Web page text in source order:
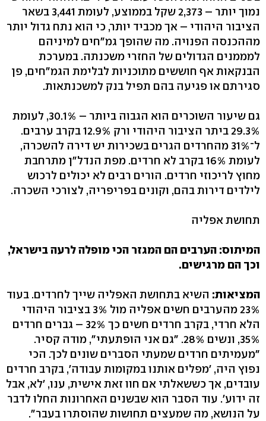
נמוך יותר – 2,373 שקל בממוצע, לעומת 3,441 בשאר
הציבור היהודי – אך מכביד יותר, כי הוא נתח גדול יותר
מההכנסה הפנויה. מה שהופך גמ"חים למיניהם
למממנים הגדולים של החזרי משכנתה. במערכת
הבנקאות אף חוששים מתוכניות לבלימת הגמ"חים, פן
סגירתם או פגיעה בהם תפיל בנק למשכנתאות.
גם שיעור השוכרים הוא הגבוה ביותר – 30.1%, לעומת
29.3% ביתר הציבור היהודי ורק 12.9% בקרב ערבים.
ל־31% מהחרדים הגרים בשכירות יש דירה להשכרה,
לעומת 16% בקרב לא חרדים. מפת הנדל"ן מתרחבת
מחוץ לריכוזי חרדים. הורים רבים לא יכולים לרכוש
לילדים דירות בהם, וקונים בפריפריה, לצורכי השכרה.
תחושת אפליה
המיתוס: הערבים הם המגזר הכי מופלה לרעה בישראל,
וכך הם מרגישים.
המציאות: השיא בתחושת האפליה שייך לחרדים. בעוד
23% מהערבים חשים אפליה מול 3% בציבור היהודי
הלא חרדי, בקרב חרדים חשים כך 32% – גברים חרדים
35%, ונשים 28%. "גם אני הופתעתי", מודה קסיר.
"מעמיתים חרדים שמעתי הסברים שונים לכך. הכי
נפוץ היה, 'מפלים אותנו במקומות עבודה', בקרב חרדים
עובדים, אך כששאלתי אם חוו זאת אישית, ענו, 'לא, אבל
זה ידוע'. עוד הסבר הוא שבשנים האחרונות החלו לדבר
על הנושא, מה שמעצים תחושות שהוסתרו בעבר".